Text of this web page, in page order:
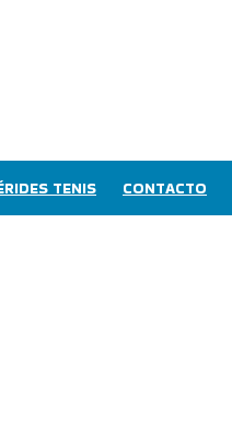
TENIS CONTACTO